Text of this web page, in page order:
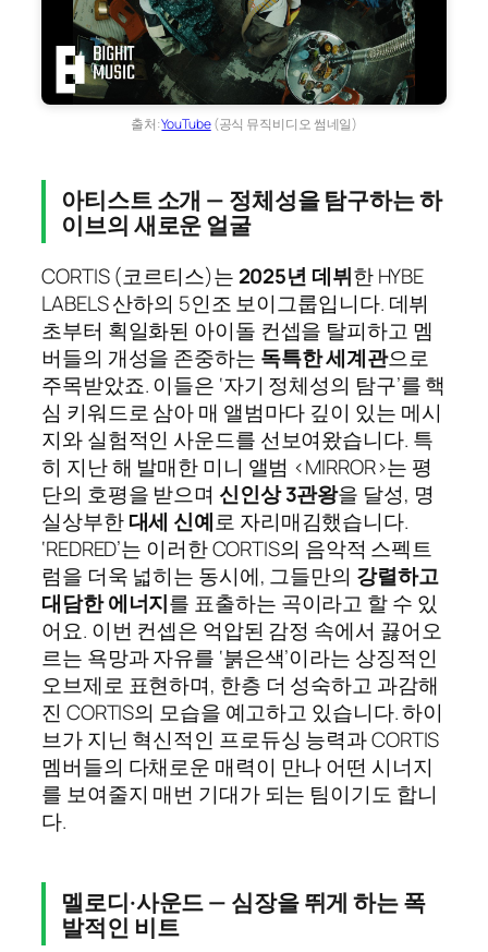
출처:YouTube(공식 뮤직비디오 썸네일)
아티스트 소개 — 정체성을 탐구하는 하
이브의 새로운 얼굴
CORTIS (코르티스)는 2025년 데뷔한 HYBE
LABELS 산하의 5인조 보이그룹입니다. 데뷔
초부터 획일화된 아이돌 컨셉을 탈피하고 멤
버들의 개성을 존중하는 독특한 세계관으로
주목받았죠. 이들은 ‘자기 정체성의 탐구’를 핵
심 키워드로 삼아 매 앨범마다 깊이 있는 메시
지와 실험적인 사운드를 선보여왔습니다. 특
히 지난 해 발매한 미니 앨범 <MIRROR>는 평
단의 호평을 받으며 신인상 3관왕을 달성, 명
실상부한대세 신예로 자리매김했습니다.
‘REDRED’는 이러한 CORTIS의 음악적 스펙트
럼을 더욱 넓히는 동시에, 그들만의 강렬하고
대담한 에너지를 표출하는 곡이라고 할 수 있
어요. 이번 컨셉은 억압된 감정 속에서 끓어오
르는 욕망과 자유를 ‘붉은색’이라는 상징적인
오브제로 표현하며, 한층 더 성숙하고 과감해
진 CORTIS의 모습을 예고하고 있습니다. 하이
브가 지닌 혁신적인 프로듀싱 능력과 CORTIS
멤버들의 다채로운 매력이 만나 어떤 시너지
를 보여줄지 매번 기대가 되는 팀이기도 합니
다.
멜로디·사운드 — 심장을 뛰게 하는 폭
발적인 비트